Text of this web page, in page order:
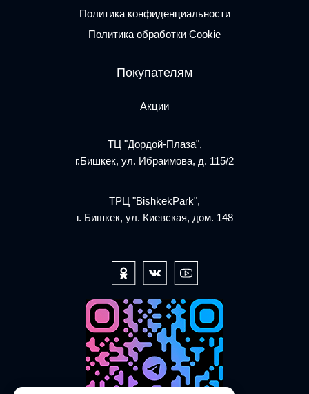
Политика конфиденциальности
Политика обработки Cookie
Покупателям
Акции
ТЦ "Дордой-Плаза",
г.Бишкек, ул. Ибраимова, д. 115/2
ТРЦ "BishkekPark",
г. Бишкек, ул. Киевская, дом. 148